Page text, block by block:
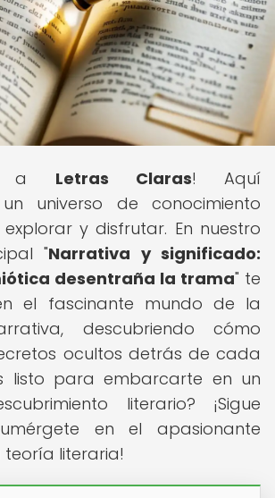
a Letras Claras! Aquí
universo de conocimiento
y disfrutar. En nuestro
"Narrativa y significado:
desentraña la trama" te
el fascinante mundo de la
descubriendo cómo
ocultos detrás de cada
listo para embarcarte en un
literario? ¡Sigue
en el apasionante
teoría literaria!